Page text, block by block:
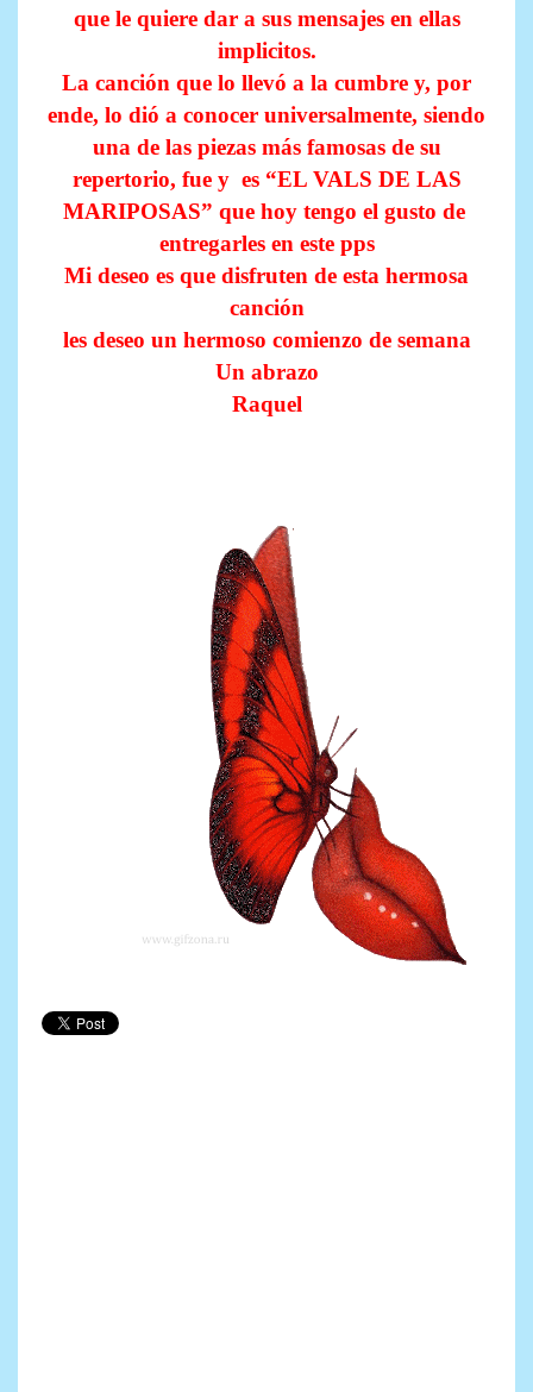
que le quiere dar a sus mensajes en ellas
implicitos.
La canción que lo llevó a la cumbre y, por
ende, lo dió a conocer universalmente, siendo
una de las piezas más famosas de su
repertorio, fue y es “EL VALS DE LAS
MARIPOSAS” que hoy tengo el gusto de
entregarles en este pps
Mi deseo es que disfruten de esta hermosa
canción
les deseo un hermoso comienzo de semana
Un abrazo
Raquel